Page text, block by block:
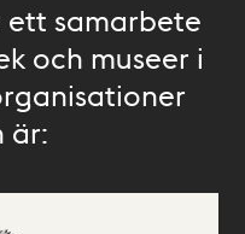
ett samarbete
och museer i
är: